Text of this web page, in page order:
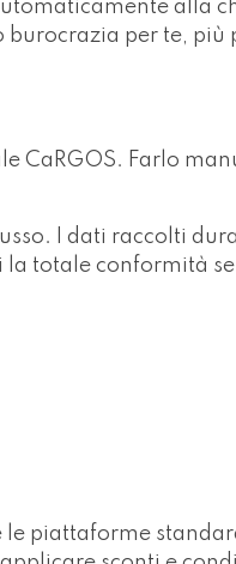
alla
per te, più
CaRGOS. Farlo
I dati raccolti
totale conformità
le piattaforme